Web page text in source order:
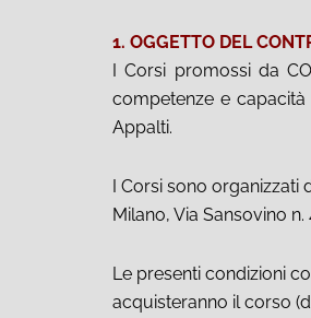
1. OGGETTO DEL
I Corsi promossi da
competenze e
Appalti.
I Corsi sono organizzati
Milano, Via Sansovino n.
Le presenti condizioni
acquisteranno il corso